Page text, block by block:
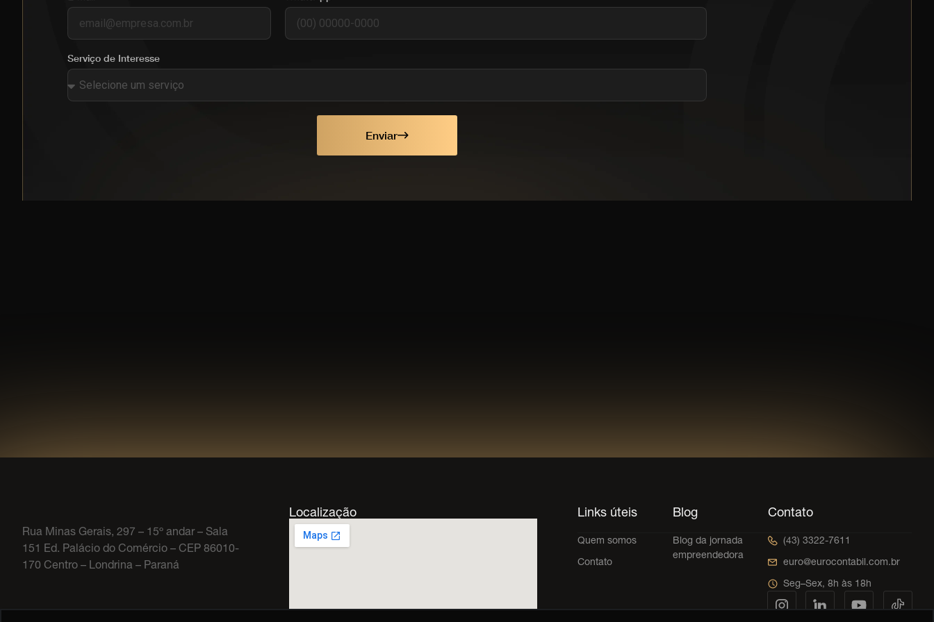
Serviço de Interesse
Enviar
Rua Minas Gerais, 297 – 15º andar – Sala
151 Ed. Palácio do Comércio – CEP 86010-
170 Centro – Londrina – Paraná
Localização Links úteis
Quem somos
Contato
Blog
Blog da jornada
empreendedora
Contato
(43) 3322-7611
euro@eurocontabil.com.br
Seg–Sex, 8h às 18h